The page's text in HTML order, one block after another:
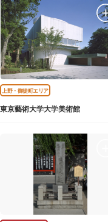
上野・御徒町エリア
東京藝術大学大学美術館